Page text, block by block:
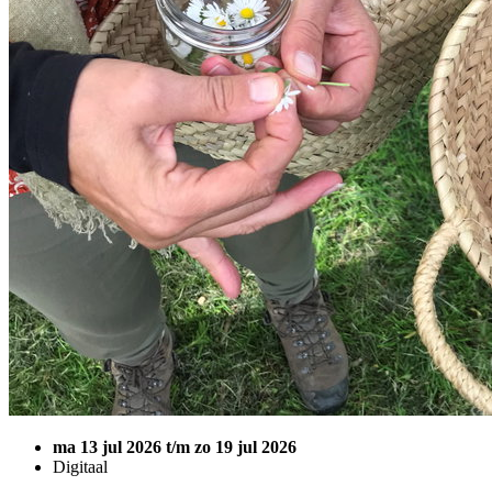
ma 13 jul 2026 t/m zo 19 jul 2026
Digitaal